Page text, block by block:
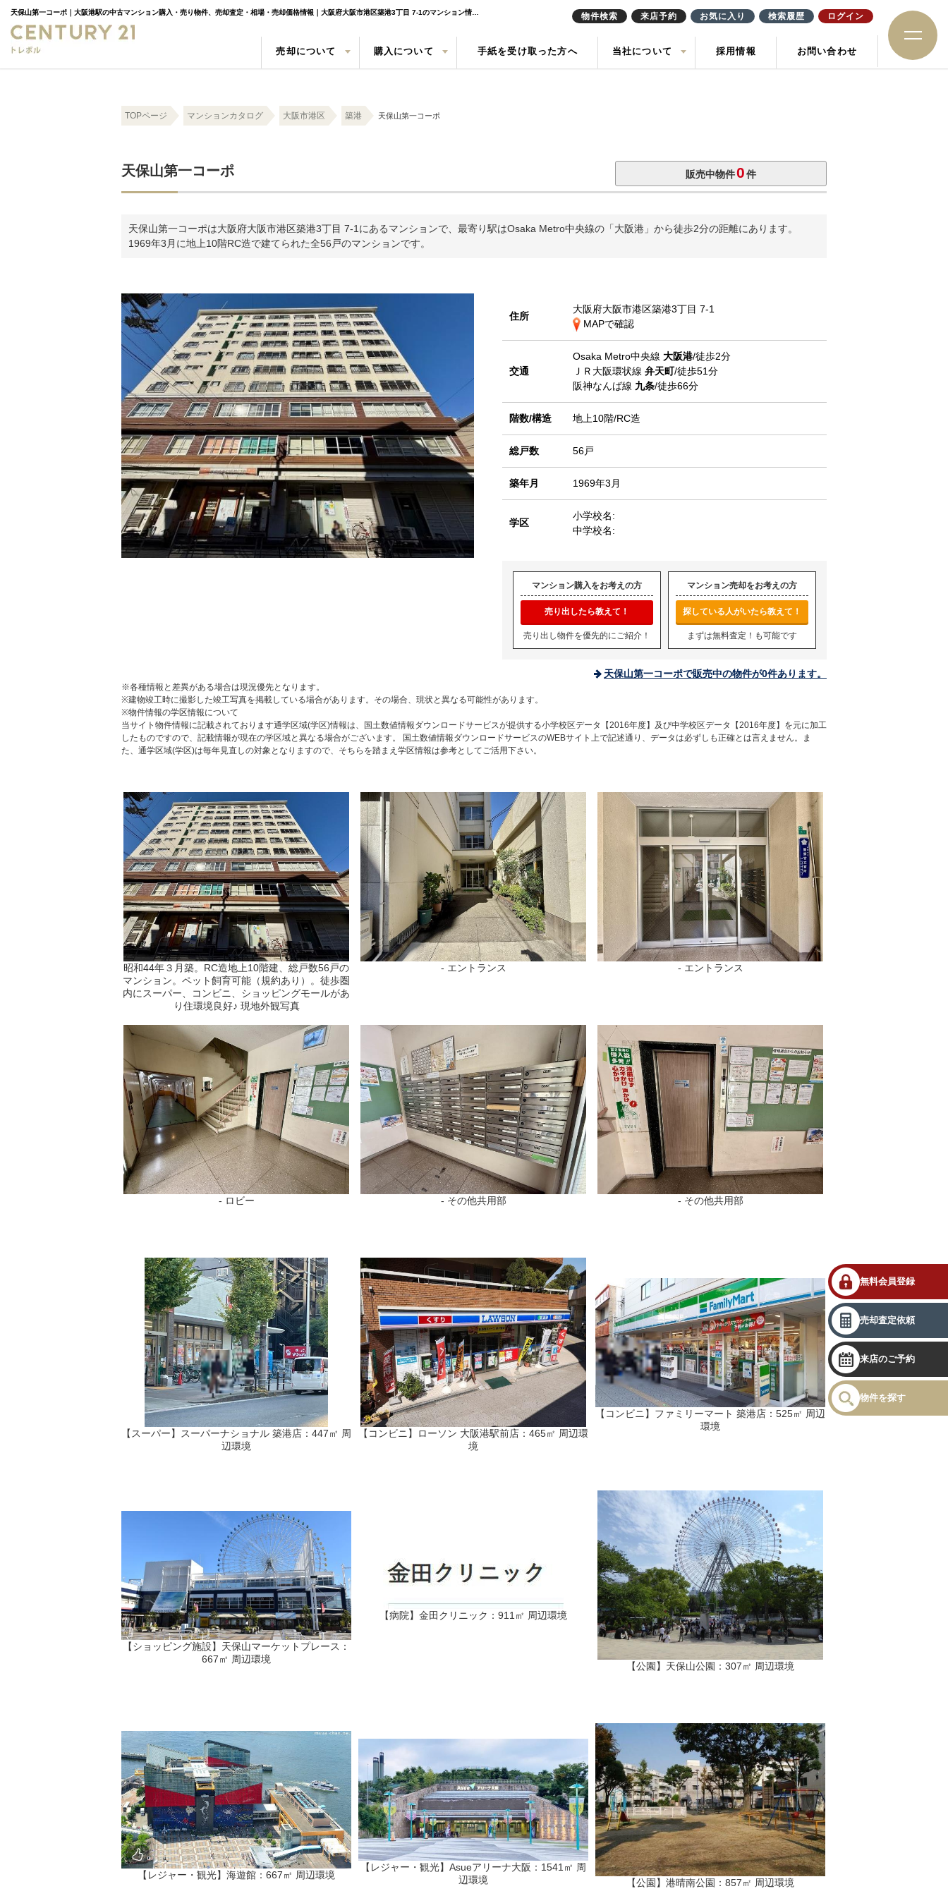
売却について
空き家 相続 買取
購入について
町名検索 学区検索 現地販売会情報
手紙を受け取った方へ 当社について 採用情報 お問い合わせ
無料会員登録
売却査定依頼
来店のご予約
物件を探す
TOPページ マンションカタログ 大阪市港区 築港 天保山第一コーポ
天保山第一コーポ 販売中物件0件
天保山第一コーポは大阪府大阪市港区築港3丁目 7-1にあるマンションで、最寄り駅はOsaka Metro中央線の「大阪港」から徒歩2分の距離にあります。
1969年3月に地上10階RC造で建てられた全56戸のマンションです。
住所
大阪府大阪市港区築港3丁目 7-1
MAPで確認
交通
Osaka Metro中央線 大阪港/徒歩2分
ＪＲ大阪環状線 弁天町/徒歩51分
阪神なんば線 九条/徒歩66分
階数/構造 地上10階/RC造
総戸数 56戸
築年月 1969年3月
学区
小学校名:
中学校名:
マンション購入をお考えの方
売り出したら教えて！
売り出し物件を優先的にご紹介！
マンション売却をお考えの方
探している人がいたら教えて！
まずは無料査定！も可能です
天保山第一コーポで販売中の物件が0件あります。
※各種情報と差異がある場合は現況優先となります。
※建物竣工時に撮影した竣工写真を掲載している場合があります。その場合、現状と異なる可能性があります。
※物件情報の学区情報について
当サイト物件情報に記載されております通学区域(学区)情報は、国土数値情報ダウンロードサービスが提供する小学校区データ【2016年度】及び中学校区データ【2016年度】を元に加工
したものですので、記載情報が現在の学区域と異なる場合がございます。 国土数値情報ダウンロードサービスのWEBサイト上で記述通り、データは必ずしも正確とは言えません。ま
た、通学区域(学区)は毎年見直しの対象となりますので、そちらを踏まえ学区情報は参考としてご活用下さい。
昭和44年３月築。RC造地上10階建、総戸数56戸の
マンション。ペット飼育可能（規約あり）。徒歩圏
内にスーパー、コンビニ、ショッピングモールがあ
り住環境良好♪ 現地外観写真
- エントランス - エントランス
- ロビー - その他共用部 - その他共用部
【スーパー】スーパーナショナル 築港店：447㎡ 周
辺環境
【コンビニ】ローソン 大阪港駅前店：465㎡ 周辺環
境
【コンビニ】ファミリーマート 築港店：525㎡ 周辺
環境
【ショッピング施設】天保山マーケットプレース：
667㎡ 周辺環境
【病院】金田クリニック：911㎡ 周辺環境
【公園】天保山公園：307㎡ 周辺環境
【レジャー・観光】海遊館：667㎡ 周辺環境
【レジャー・観光】Asueアリーナ大阪：1541㎡ 周
辺環境
【公園】港晴南公園：857㎡ 周辺環境
物件検索 来店予約 お気に入り 検索履歴 ログイン